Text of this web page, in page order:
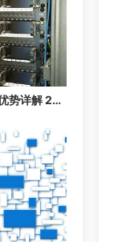
香港云服务器免备案优势详解 2026：快速上线，无需等待备案